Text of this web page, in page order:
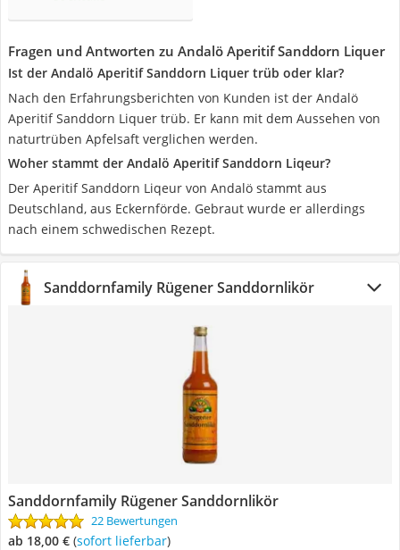
Fragen und Antworten zu Andalö Aperitif Sanddorn Liquer
Ist der Andalö Aperitif Sanddorn Liquer trüb oder klar?
Nach den Erfahrungsberichten von Kunden ist der Andalö
Aperitif Sanddorn Liquer trüb. Er kann mit dem Aussehen von
naturtrüben Apfelsaft verglichen werden.
Woher stammt der Andalö Aperitif Sanddorn Liqeur?
Der Aperitif Sanddorn Liqeur von Andalö stammt aus
Deutschland, aus Eckernförde. Gebraut wurde er allerdings
nach einem schwedischen Rezept.
Sanddornfamily Rügener Sanddornlikör
Sanddornfamily Rügener Sanddornlikör
22 Bewertungen
ab 18,00 € ( Sofort lieferbar)